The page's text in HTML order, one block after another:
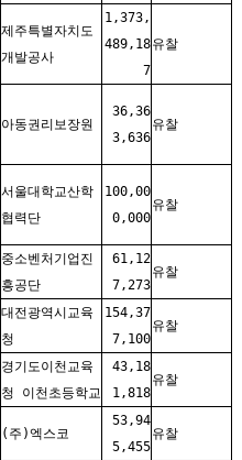
제주특별자치도
개발공사
1,373,
489,18
7
유찰
아동권리보장원
36,36
3,636
유찰
서울대학교산학
협력단
100,00
0,000
유찰
중소벤처기업진
흥공단
61,12
7,273
유찰
대전광역시교육
청
154,37
7,100
유찰
경기도이천교육
청 이천초등학교
43,18
1,818
유찰
(주)엑스코
53,94
5,455
유찰